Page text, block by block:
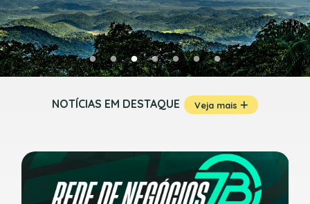
NOTÍCIAS EM DESTAQUE Veja mais